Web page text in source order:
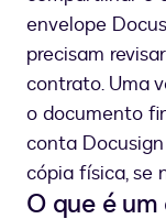
envelope
precisam
contrato. Uma
o documento
conta
cópia física, se
O que é